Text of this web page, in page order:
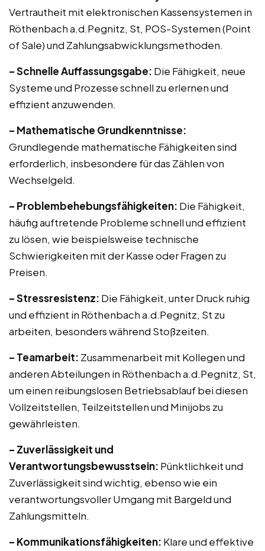
Vertrautheit mit elektronischen Kassensystemen in
Röthenbach a.d.Pegnitz, St, POS-Systemen (Point
of Sale) und Zahlungsabwicklungsmethoden.
– Schnelle Auffassungsgabe: Die Fähigkeit, neue
Systeme und Prozesse schnell zu erlernen und
effizient anzuwenden.
– Mathematische Grundkenntnisse:
Grundlegende mathematische Fähigkeiten sind
erforderlich, insbesondere für das Zählen von
Wechselgeld.
– Problembehebungsfähigkeiten: Die Fähigkeit,
häufig auftretende Probleme schnell und effizient
zu lösen, wie beispielsweise technische
Schwierigkeiten mit der Kasse oder Fragen zu
Preisen.
– Stressresistenz: Die Fähigkeit, unter Druck ruhig
und effizient in Röthenbach a.d.Pegnitz, St zu
arbeiten, besonders während Stoßzeiten.
– Teamarbeit: Zusammenarbeit mit Kollegen und
anderen Abteilungen in Röthenbach a.d.Pegnitz, St,
um einen reibungslosen Betriebsablauf bei diesen
Vollzeitstellen, Teilzeitstellen und Minijobs zu
gewährleisten.
– Zuverlässigkeit und
Verantwortungsbewusstsein: Pünktlichkeit und
Zuverlässigkeit sind wichtig, ebenso wie ein
verantwortungsvoller Umgang mit Bargeld und
Zahlungsmitteln.
– Kommunikationsfähigkeiten: Klare und effektive